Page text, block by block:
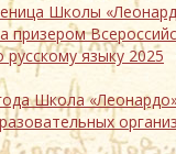
Школы
призером
языку 2025
Школа